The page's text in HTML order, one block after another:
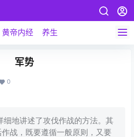
黄帝内经 养生
军势
0
细地讲述了攻伐作战的方法。其
战，既要遵循一般原则，又要